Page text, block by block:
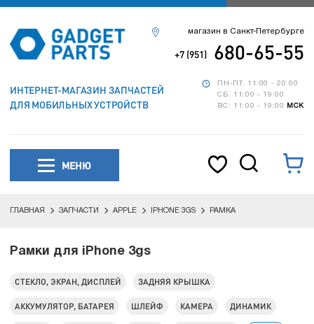
ИНТЕРНЕТ-МАГАЗИН ЗАПЧАСТЕЙ
ДЛЯ МОБИЛЬНЫХ УСТРОЙСТВ
ПН-ПТ: 11:00 - 20:00
СБ: 11:00 - 19:00
ВС: 11:00 - 19:00
МСК
магазин в Санкт-Петербурге
+7 (951) 680-65-55
МЕНЮ
ГЛАВНАЯ ЗАПЧАСТИ APPLE IPHONE 3GS РАМКА
Рамки для iPhone 3gs
СТЕКЛО, ЭКРАН, ДИСПЛЕЙ ЗАДНЯЯ КРЫШКА
АККУМУЛЯТОР, БАТАРЕЯ ШЛЕЙФ КАМЕРА ДИНАМИК